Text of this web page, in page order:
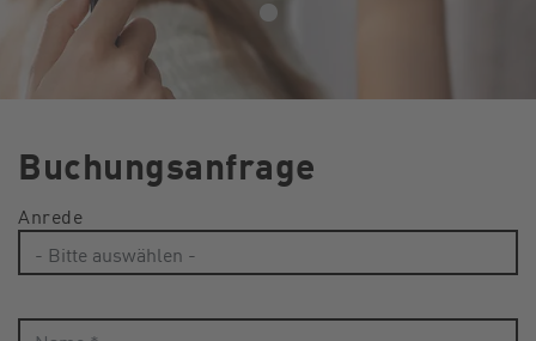
Buchungsanfrage
Anrede